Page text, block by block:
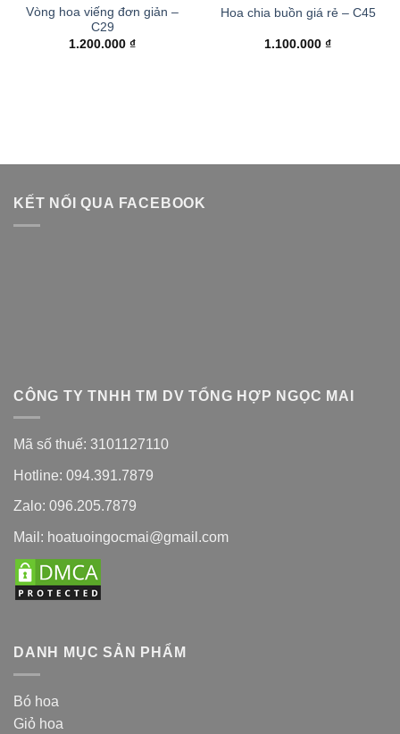
Vòng hoa viếng đơn giản –
C29
1.200.000 ₫
Hoa chia buồn giá rẻ – C45
1.100.000 ₫
KẾT NỐI QUA FACEBOOK
CÔNG TY TNHH TM DV TỔNG HỢP NGỌC MAI
Mã số thuế: 3101127110
Hotline: 094.391.7879
Zalo: 096.205.7879
Mail: hoatuoingocmai@gmail.com
DANH MỤC SẢN PHẨM
Bó hoa
Giỏ hoa